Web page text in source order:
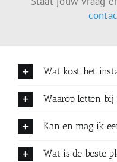
Wat kost het
Waarop letten bij
Kan en mag ik
Wat is de beste